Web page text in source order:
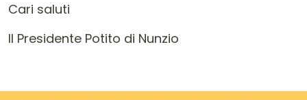
Cari saluti
Il Presidente Potito di Nunzio